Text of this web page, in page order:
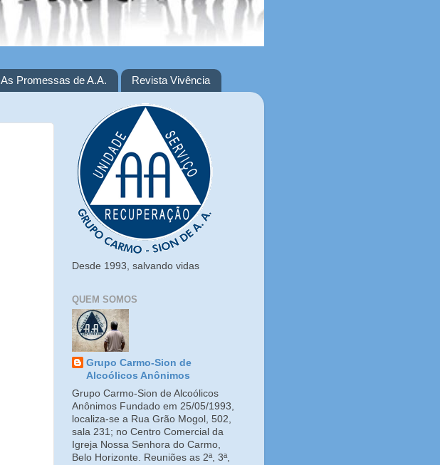
As Promessas de A.A. Revista Vivência
Desde 1993, salvando vidas
QUEM SOMOS
Grupo Carmo-Sion de
Alcoólicos Anônimos
Grupo Carmo-Sion de Alcoólicos
Anônimos Fundado em 25/05/1993,
localiza-se a Rua Grão Mogol, 502,
sala 231; no Centro Comercial da
Igreja Nossa Senhora do Carmo,
Belo Horizonte. Reuniões as 2ª, 3ª,